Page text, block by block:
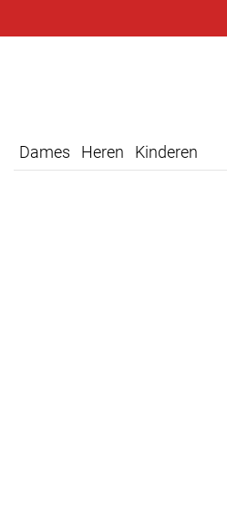
Dames Heren Kinderen